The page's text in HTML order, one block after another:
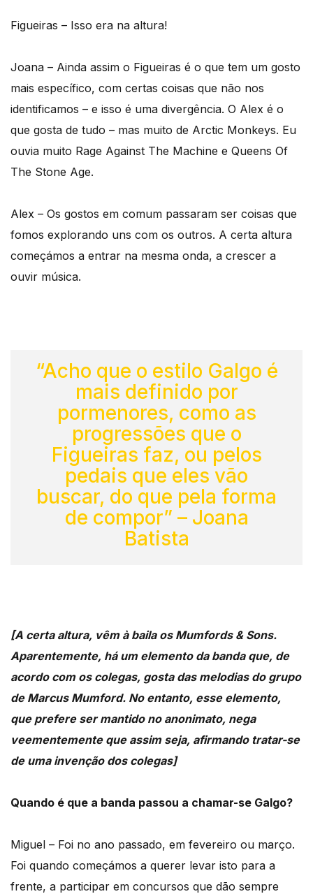
Figueiras – Isso era na altura!
Joana – Ainda assim o Figueiras é o que tem um gosto
mais específico, com certas coisas que não nos
identificamos – e isso é uma divergência. O Alex é o
que gosta de tudo – mas muito de Arctic Monkeys. Eu
ouvia muito Rage Against The Machine e Queens Of
The Stone Age.
Alex – Os gostos em comum passaram ser coisas que
fomos explorando uns com os outros. A certa altura
começámos a entrar na mesma onda, a crescer a
ouvir música.
“Acho que o estilo Galgo é
mais definido por
pormenores, como as
progressões que o
Figueiras faz, ou pelos
pedais que eles vão
buscar, do que pela forma
de compor” – Joana
Batista
[A certa altura, vêm à baila os Mumfords & Sons.
Aparentemente, há um elemento da banda que, de
acordo com os colegas, gosta das melodias do grupo
de Marcus Mumford. No entanto, esse elemento,
que prefere ser mantido no anonimato, nega
veementemente que assim seja, afirmando tratar-se
de uma invenção dos colegas]
Quando é que a banda passou a chamar-se Galgo?
Miguel – Foi no ano passado, em fevereiro ou março.
Foi quando começámos a querer levar isto para a
frente, a participar em concursos que dão sempre